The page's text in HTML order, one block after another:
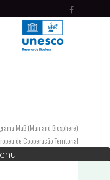
MaB (Man and Biosphere)
de Cooperação Territorial